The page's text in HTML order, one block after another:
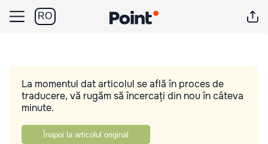
RO
La momentul dat articolul se află în proces de
traducere, vă rugăm să încercați din nou în câteva
minute.
Înapoi la articolul original